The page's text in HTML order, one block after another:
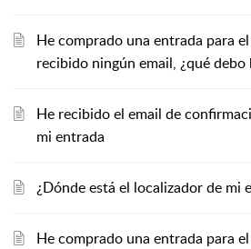
He comprado una entrada para
recibido ningún email, ¿qué debo
He recibido el email de
mi entrada
¿Dónde está el localizador de mi
He comprado una entrada para